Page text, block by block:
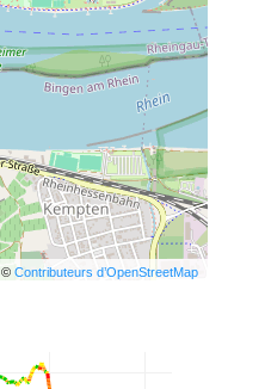
©Contributeurs d’OpenStreetMap